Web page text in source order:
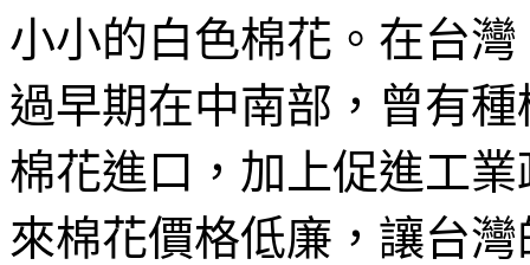
小小的白色棉花。在台
過早期在中南部，曾有
棉花進口，加上促進工
來棉花價格低廉，讓台